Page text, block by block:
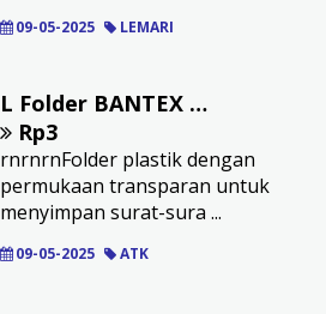
09-05-2025 LEMARI
L Folder BANTEX Ukuran A4 Warna Dof Transparan
Rp3
rnrnrnFolder plastik dengan
permukaan transparan untuk
menyimpan surat-sura ...
09-05-2025 ATK